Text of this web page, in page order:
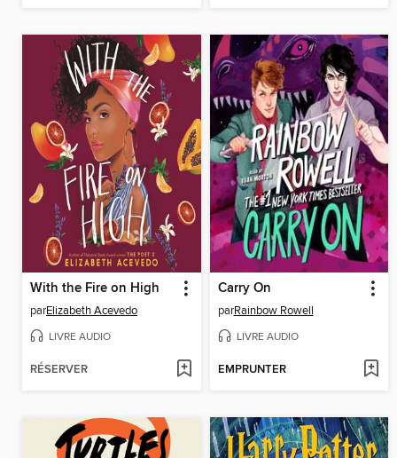
With the Fire on High
parElizabeth Acevedo
LIVRE AUDIO
RÉSERVER
Carry On
parRainbow Rowell
LIVRE AUDIO
EMPRUNTER